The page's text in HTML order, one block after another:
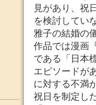
見があり、祝
を検討してい
雅子の結婚の
作品では漫画
である「日本
エピソードが
に対する不満
祝日を制定し